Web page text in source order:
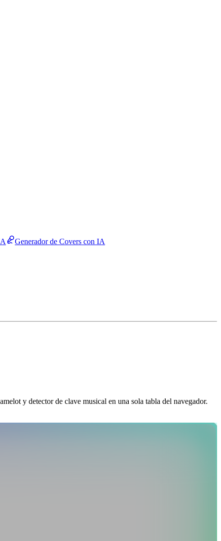
Generador de Covers con IA
y detector de clave musical en una sola tabla del navegador.